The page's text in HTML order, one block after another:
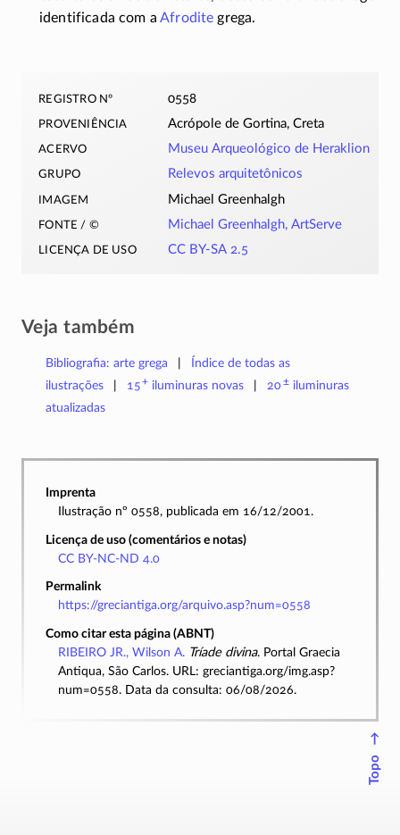
identificada com aAfrodite grega.
registro nº 0558
proveniência Acrópole de Gortina, Creta
acervo Museu Arqueológico de Heraklion
grupo Relevos arquitetônicos
imagem Michael Greenhalgh
fonte / © Michael Greenhalgh, ArtServe
licença de uso CC BY-SA 2.5
Veja também
Bibliografia: arte grega
Índice de todas as
ilustrações
15+ iluminuras novas 20±iluminuras
atualizadas
Imprenta
Ilustração nº 0558, publicada em 16/12/2001.
Licença de uso (comentários e notas)
CC BY-NC-ND 4.0
Permalink
https://greciantiga.org/arquivo.asp?num=0558
Como citar esta página (ABNT)
RIBEIRO JR., Wilson A. Tríade divina. Portal Graecia
Antiqua, São Carlos. URL: greciantiga.org/img.asp?
num=0558. Data da consulta: 06/08/2026.
↑
Topo